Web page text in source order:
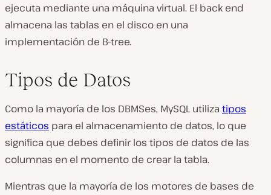
ejecuta mediante una máquina virtual. El back end
almacena las tablas en el disco en una
implementación de B-tree.
Tipos de Datos
Como la mayoría de los DBMSes, MySQL utiliza tipos
estáticos para el almacenamiento de datos, lo que
significa que debes definir los tipos de datos de las
columnas en el momento de crear la tabla.
Mientras que la mayoría de los motores de bases de